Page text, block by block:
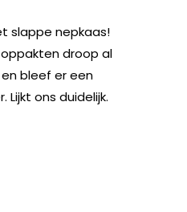
slappe nepkaas!
droop al
bleef er een
Lijkt ons duidelijk.